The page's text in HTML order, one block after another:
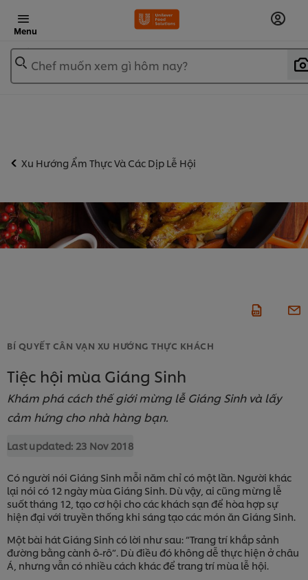
Menu
Chef muốn xem gì hôm nay?
Xu Hướng Ẩm Thực Và Các Dịp Lễ Hội
BÍ QUYẾT CÂN VẠN XU HƯỚNG THỰC KHÁCH
Tiệc hội mùa Giáng Sinh
Khám phá cách thế giới mừng lễ Giáng Sinh và lấy
cảm hứng cho nhà hàng bạn.
Last updated: 23 Nov 2018
Có người nói Giáng Sinh mỗi năm chỉ có một lần. Người khác
lại nói có 12 ngày mùa Giáng Sinh. Dù vậy, ai cũng mừng lễ
suốt tháng 12, tạo cơ hội cho các khách sạn để hòa hợp sự
hiện đại với truyền thống khi sáng tạo các món ăn Giáng Sinh.
Một bài hát Giáng Sinh có lời như sau: “Trang trí khắp sảnh
đường bằng cành ô-rô”. Dù điều đó không dễ thực hiện ở châu
Á, nhưng vẫn có nhiều cách khác để trang trí mùa lễ hội.